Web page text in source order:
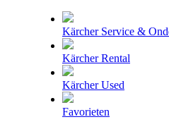
Kärcher Service &
Kärcher Rental
Kärcher Used
Favorieten